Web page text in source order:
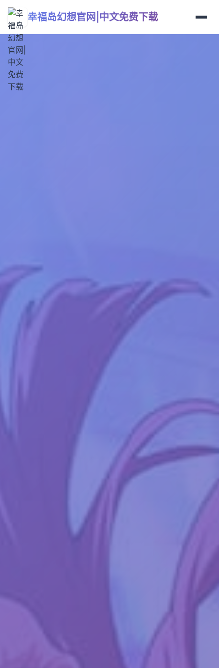
幸福岛幻想官网|中文免费下载